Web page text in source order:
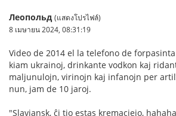
Леопольд (แสดงโปรไฟล์)
8 เมษายน 2024, 08:31:19
Video de 2014 el la telefono de
kiam ukrainoj, drinkante vodkon kaj
maljunulojn, virinojn kaj infanojn per
nun, jam de 10 jaroj.
"Slavjansk, ĉi tio estas kremaciejo,